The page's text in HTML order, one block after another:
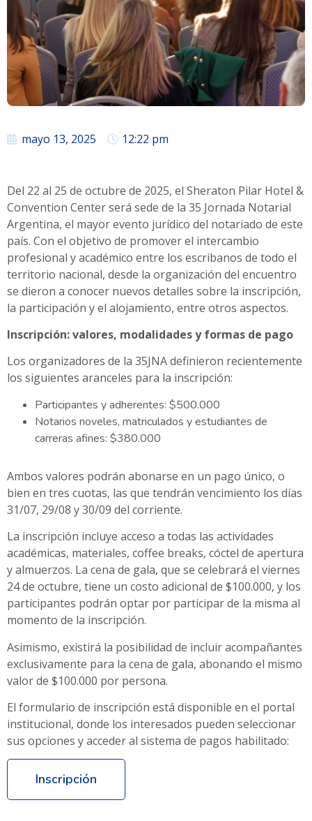
mayo 13, 2025 12:22 pm
Del 22 al 25 de octubre de 2025, el Sheraton Pilar Hotel &
Convention Center será sede de la 35 Jornada Notarial
Argentina, el mayor evento jurídico del notariado de este
país. Con el objetivo de promover el intercambio
profesional y académico entre los escribanos de todo el
territorio nacional, desde la organización del encuentro
se dieron a conocer nuevos detalles sobre la inscripción,
la participación y el alojamiento, entre otros aspectos.
Inscripción: valores, modalidades y formas de pago
Los organizadores de la 35JNA definieron recientemente
los siguientes aranceles para la inscripción:
Participantes y adherentes: $500.000
Notarios noveles, matriculados y estudiantes de
carreras afines: $380.000
Ambos valores podrán abonarse en un pago único, o
bien en tres cuotas, las que tendrán vencimiento los días
31/07, 29/08 y 30/09 del corriente.
La inscripción incluye acceso a todas las actividades
académicas, materiales, coffee breaks, cóctel de apertura
y almuerzos. La cena de gala, que se celebrará el viernes
24 de octubre, tiene un costo adicional de $100.000, y los
participantes podrán optar por participar de la misma al
momento de la inscripción.
Asimismo, existirá la posibilidad de incluir acompañantes
exclusivamente para la cena de gala, abonando el mismo
valor de $100.000 por persona.
El formulario de inscripción está disponible en el portal
institucional, donde los interesados pueden seleccionar
sus opciones y acceder al sistema de pagos habilitado:
Inscripción